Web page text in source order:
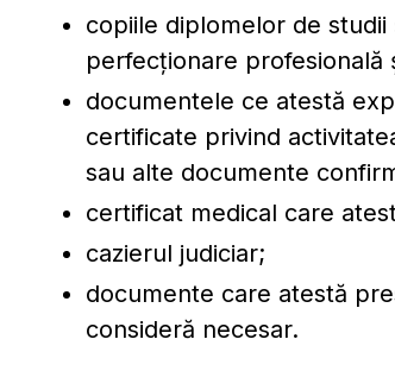
copiile diplomelor de
perfecționare profesională
documentele ce atestă
certificate privind
sau alte documente
certificat medical care
cazierul judiciar;
documente care atestă
consideră necesar.